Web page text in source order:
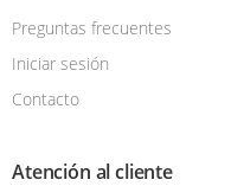
Preguntas frecuentes
Iniciar sesión
Contacto
Atención al cliente